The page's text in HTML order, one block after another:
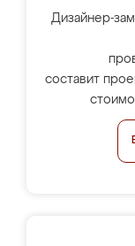
Дизайнер-
составит